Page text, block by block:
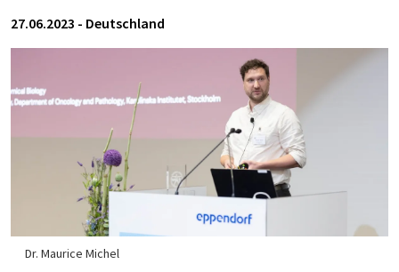
27.06.2023 - Deutschland
Dr. Maurice Michel